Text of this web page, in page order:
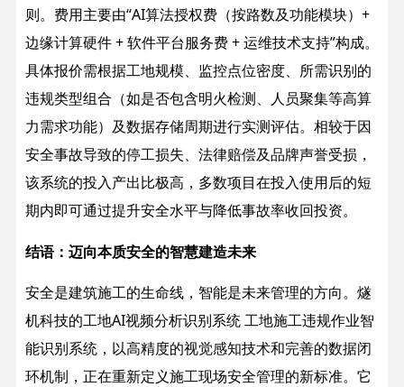
则。费用主要由“AI算法授权费（按路数及功能模块）+
边缘计算硬件 + 软件平台服务费 + 运维技术支持”构成。
具体报价需根据工地规模、监控点位密度、所需识别的
违规类型组合（如是否包含明火检测、人员聚集等高算
力需求功能）及数据存储周期进行实测评估。相较于因
安全事故导致的停工损失、法律赔偿及品牌声誉受损，
该系统的投入产出比极高，多数项目在投入使用后的短
期内即可通过提升安全水平与降低事故率收回投资。
结语：迈向本质安全的智慧建造未来
安全是建筑施工的生命线，智能是未来管理的方向。燧
机科技的工地AI视频分析识别系统 工地施工违规作业智
能识别系统，以高精度的视觉感知技术和完善的数据闭
环机制，正在重新定义施工现场安全管理的新标准。它